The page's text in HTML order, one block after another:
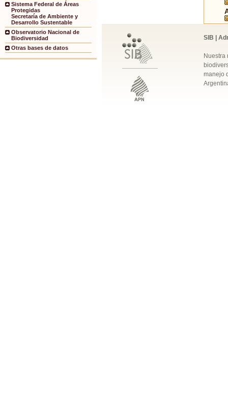
Sistema Federal de Áreas
Protegidas
Secretaría de Ambiente y
Desarrollo Sustentable
Observatorio Nacional de
Biodiversidad
Otras bases de datos
SIB |
Nuestra
manejo